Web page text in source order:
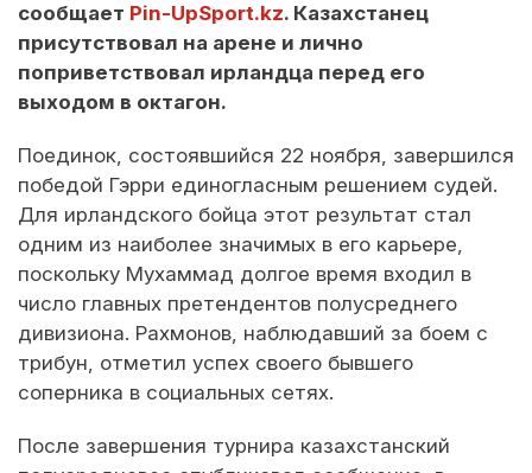
сообщает Pin-UpSport.kz. Казахстанец
присутствовал на арене и лично
поприветствовал ирландца перед его
выходом в октагон.
Поединок, состоявшийся 22 ноября, завершился
победой Гэрри единогласным решением судей.
Для ирландского бойца этот результат стал
одним из наиболее значимых в его карьере,
поскольку Мухаммад долгое время входил в
число главных претендентов полусреднего
дивизиона. Рахмонов, наблюдавший за боем с
трибун, отметил успех своего бывшего
соперника в социальных сетях.
После завершения турнира казахстанский